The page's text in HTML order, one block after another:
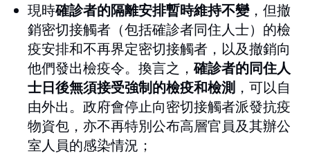
現時確診者的隔離安排暫時維持不變，但撤
銷密切接觸者（包括確診者同住人士）的檢
疫安排和不再界定密切接觸者，以及撤銷向
他們發出檢疫令。換言之， 確診者的同住人
士日後無須接受強制的檢疫和檢測 ，可以自
由外出。政府會停止向密切接觸者派發抗疫
物資包，亦不再特別公布高層官員及其辦公
室人員的感染情況；